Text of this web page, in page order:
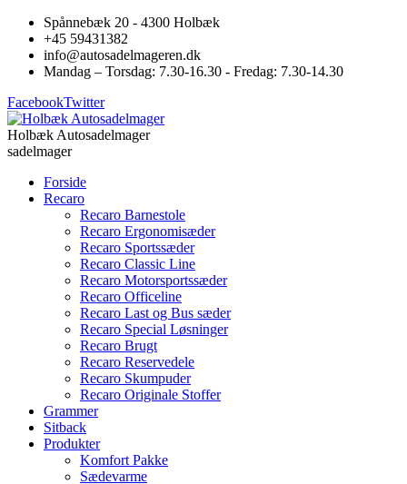
Spånnebæk 20 - 4300 Holbæk
+45 59431382
info@autosadelmageren.dk
Mandag – Torsdag: 7.30-16.30 - Fredag: 7.30-14.30
FacebookTwitter
Holbæk Autosadelmager
sadelmager
Forside
Recaro
Recaro Barnestole
Recaro Ergonomisæder
Recaro Sportssæder
Recaro Classic Line
Recaro Motorsportssæder
Recaro Officeline
Recaro Last og Bus sæder
Recaro Special Løsninger
Recaro Brugt
Recaro Reservedele
Recaro Skumpuder
Recaro Originale Stoffer
Grammer
Sitback
Produkter
Komfort Pakke
Sædevarme